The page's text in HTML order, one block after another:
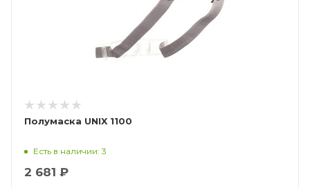
Полумаска UNIX 1100
Есть в наличии: 3
2 681 ₽